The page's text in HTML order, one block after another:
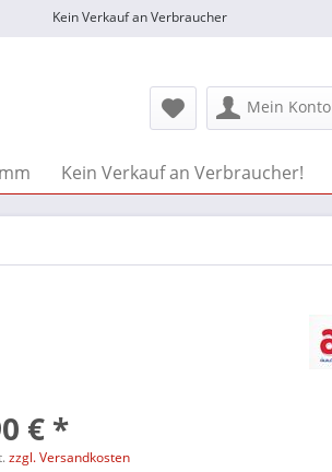
Kein Verkauf an Verbraucher
Mein Konto
Kein Verkauf an Verbraucher!
€ *
zzgl. Versandkosten